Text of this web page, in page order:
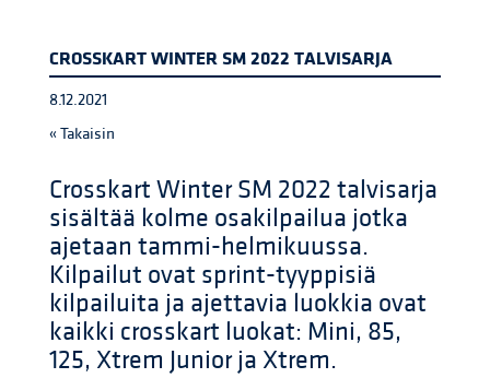
CROSSKART WINTER SM 2022 TALVISARJA
8.12.2021
« Takaisin
Crosskart Winter SM 2022 talvisarja
sisältää kolme osakilpailua jotka
ajetaan tammi-helmikuussa.
Kilpailut ovat sprint-tyyppisiä
kilpailuita ja ajettavia luokkia ovat
kaikki crosskart luokat: Mini, 85,
125, Xtrem Junior ja Xtrem.